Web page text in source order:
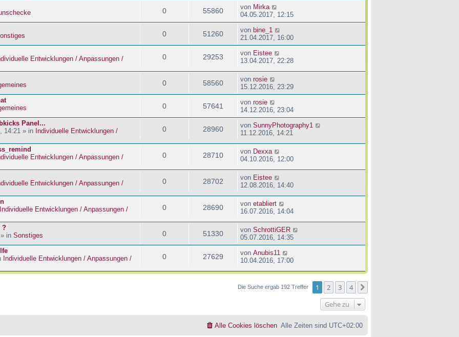
0 55860 von Mirka
04.05.2017, 12:15
0 51260 von bine_1
21.04.2017, 16:00
Entwicklungen / Anpassungen /
0 29253 von Eistee
13.04.2017, 22:28
0 58560 von rosie
15.12.2016, 23:29
0 57641 von rosie
14.12.2016, 23:04
Panel...
14:21 » in Individuelle Entwicklungen /
0 28960 von SunnyPhotography1
11.12.2016, 14:21
Entwicklungen / Anpassungen /
0 28710 von Dexxa
04.10.2016, 12:00
Entwicklungen / Anpassungen /
0 28702 von Eistee
12.08.2016, 14:40
Individuelle Entwicklungen / Anpassungen /
0 28690 von etabliert
16.07.2016, 14:04
?
in Sonstiges 0 51330 von SchrottiGER
05.07.2016, 14:35
Individuelle Entwicklungen / Anpassungen /
0 27629 von Anubis11
10.04.2016, 17:00
Die Suche ergab 192 Treffer 1 2 3 4
Gehe zu
Alle Zeiten sind UTC+02:00
Alle Cookies löschen